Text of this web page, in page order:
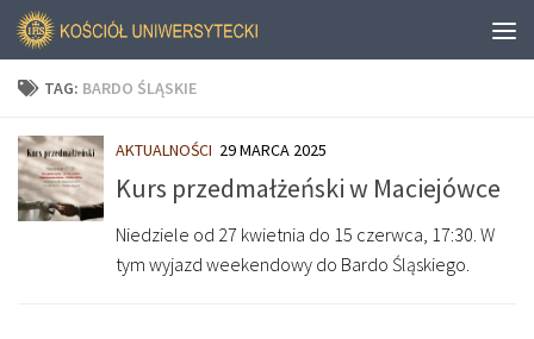
TAG: BARDO ŚLĄSKIE
AKTUALNOŚCI 29 MARCA 2025
Kurs przedmałżeński w Maciejówce
Niedziele od 27 kwietnia do 15 czerwca, 17:30. W
tym wyjazd weekendowy do Bardo Śląskiego.